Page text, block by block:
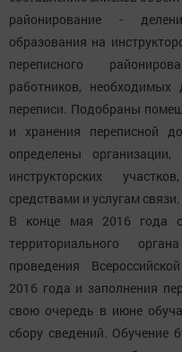
районирование -
образования на
переписного
работников,
переписи. Подобраны
и хранения переписной
определены
инструкторских
средствами и услугам связи.
В конце мая 2016 года
территориального
проведения
2016 года и заполнения
свою очередь в июне
сбору сведений. Обучение